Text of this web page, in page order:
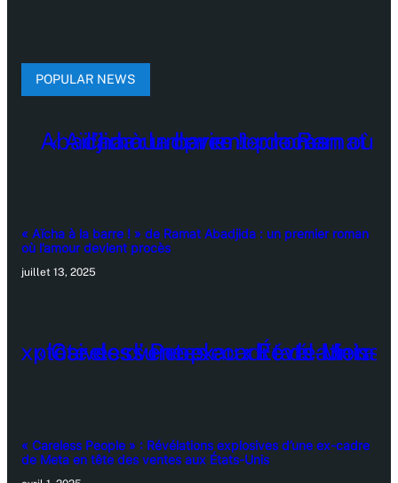
POPULAR NEWS
« Aïcha à la barre ! » de Ramat Abadjida : un premier roman
où l’amour devient procès
juillet 13, 2025
« Careless People » : Révélations explosives d’une ex-cadre
de Meta en tête des ventes aux États-Unis